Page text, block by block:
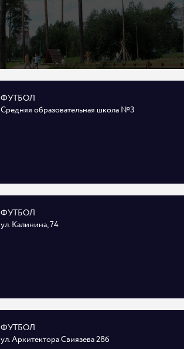
ФУТБОЛ
Средняя образовательная школа №3
ФУТБОЛ
ул. Калинина, 74
ФУТБОЛ
ул. Архитектора Свиязева 28б